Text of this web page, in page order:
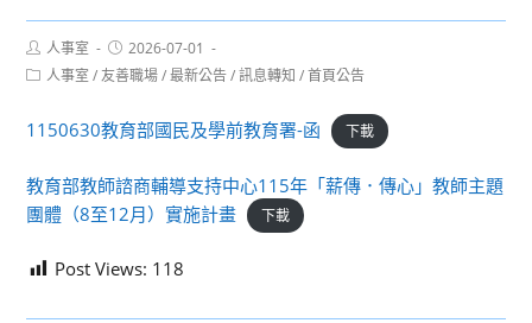
Post
author:
人事室
Post
published:
2026-07-01
Post人事室 / 友善職場 / 最新公告 / 訊息轉知 / 首頁公告
1150630教育部國民及學前教育署-函 下載
教育部教師諮商輔導支持中心115年「薪傳．傳心」教師主題
團體（8至12月）實施計畫
下載
Post Views: 118